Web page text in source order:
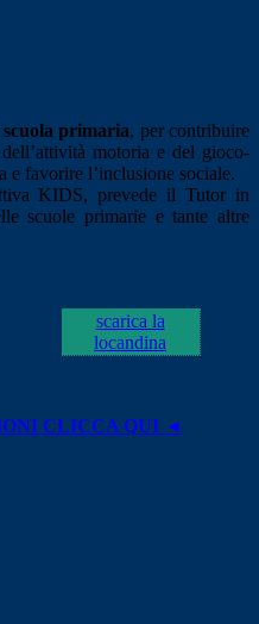
primaria, per contribuire
motoria e del gioco-
favorire l’inclusione sociale.
KIDS, prevede il Tutor in
scuole primarie e tante altre
scarica la
locandina
CLICCA QUI ◄